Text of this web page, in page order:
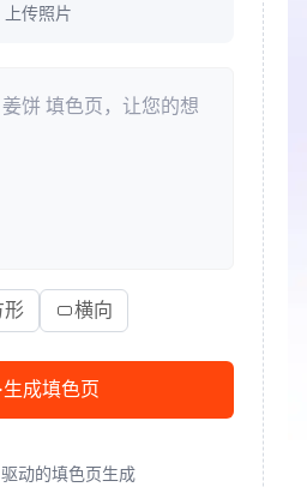
上传照片
形 横向
生成填色页
动的填色页生成